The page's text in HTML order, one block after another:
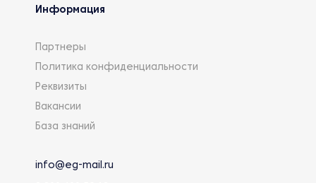
Информация
Партнеры
Политика конфиденциальности
Реквизиты
Вакансии
База знаний
info@eg-mail.ru